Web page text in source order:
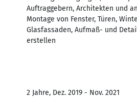
Auftraggebern, Architekten und
Montage von Fenster, Türen,
Glasfassaden, Aufmaß- und
erstellen
2 Jahre, Dez. 2019 - Nov. 2021